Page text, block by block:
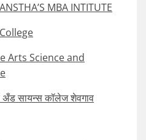
MBA INTITUTE
Arts Science and
अँड सायन्स कॉलेज शेवगाव